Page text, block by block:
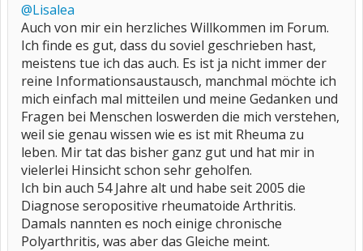
@Lisalea
Auch von mir ein herzliches Willkommen im Forum.
Ich finde es gut, dass du soviel geschrieben hast,
meistens tue ich das auch. Es ist ja nicht immer der
reine Informationsaustausch, manchmal möchte ich
mich einfach mal mitteilen und meine Gedanken und
Fragen bei Menschen loswerden die mich verstehen,
weil sie genau wissen wie es ist mit Rheuma zu
leben. Mir tat das bisher ganz gut und hat mir in
vielerlei Hinsicht schon sehr geholfen.
Ich bin auch 54 Jahre alt und habe seit 2005 die
Diagnose seropositive rheumatoide Arthritis.
Damals nannten es noch einige chronische
Polyarthritis, was aber das Gleiche meint.